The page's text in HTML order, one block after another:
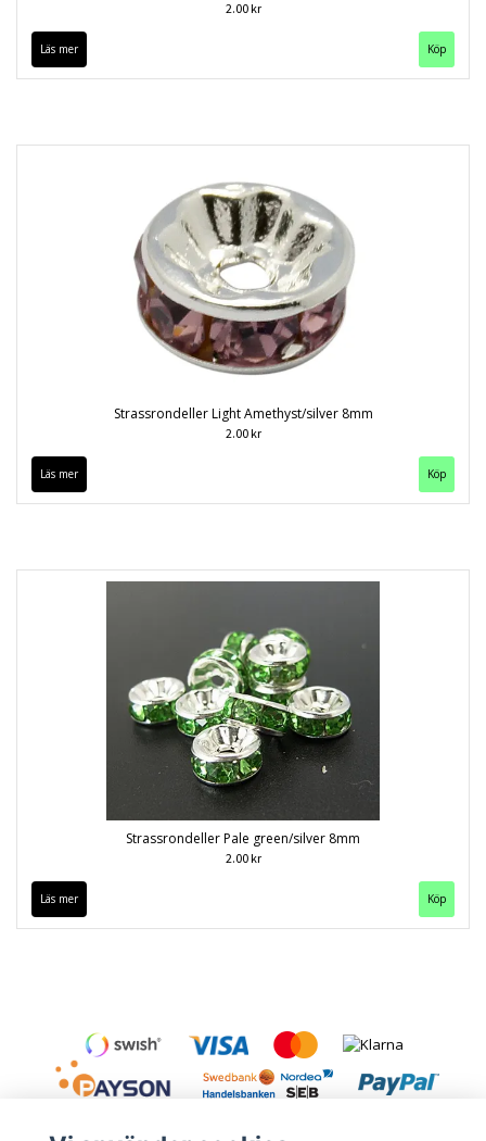
2.00 kr
Läs mer Köp
Strassrondeller Light Amethyst/silver 8mm
2.00 kr
Läs mer Köp
Strassrondeller Pale green/silver 8mm
2.00 kr
Läs mer Köp